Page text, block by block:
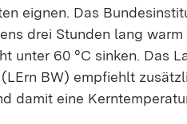
eignen. Das
drei Stunden lang
unter 60 °C sinken. Das
BW) empfiehlt
damit eine